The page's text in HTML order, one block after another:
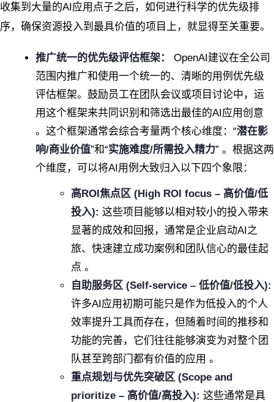
收集到大量的AI应用点子之后，如何进行科学的优先级排
序，确保资源投入到最具价值的项目上，就显得至关重要。
推广统一的优先级评估框架：
OpenAI建议在全公司
范围内推广和使用一个统一的、清晰的用例优先级
评估框架。鼓励员工在团队会议或项目讨论中，运
用这个框架来共同识别和筛选出最佳的AI应用创意
。这个框架通常会综合考量两个核心维度：“潜在影
响/商业价值”和“实施难度/所需投入精力” 。根据这两
个维度，可以将AI用例大致归入以下四个象限：
高ROI焦点区 (High ROI focus – 高价值/低
投入): 这些项目能够以相对较小的投入带来
显著的成效和回报，通常是企业启动AI之
旅、快速建立成功案例和团队信心的最佳起
点 。
自助服务区 (Self-service – 低价值/低投入):
许多AI应用初期可能只是作为低投入的个人
效率提升工具而存在，但随着时间的推移和
功能的完善，它们往往能够演变为对整个团
队甚至跨部门都有价值的应用 。
重点规划与优先突破区 (Scope and
prioritize – 高价值/高投入): 这些通常是具